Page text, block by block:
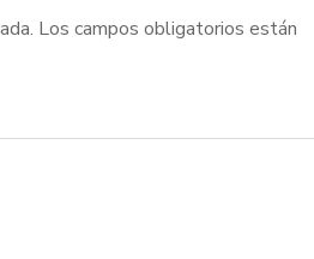
Los campos obligatorios están